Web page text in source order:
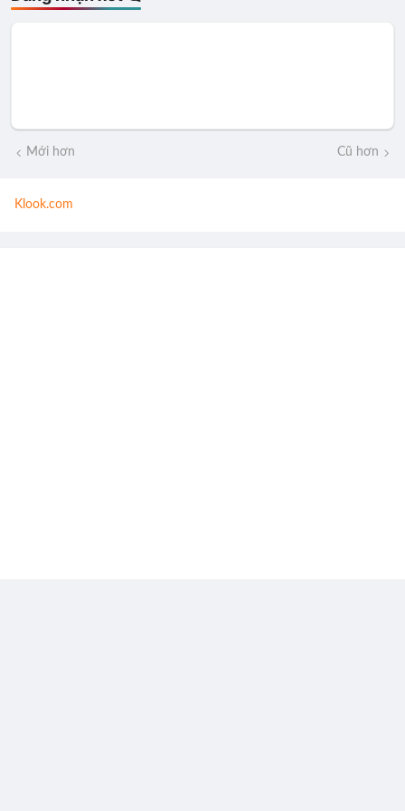
Mới hơn Cũ hơn
Klook.com